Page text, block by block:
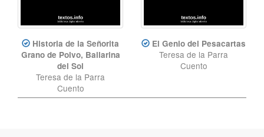
Historia de la Señorita
Grano de Polvo, Bailarina
del Sol
Teresa de la Parra
Cuento
El Genio del Pesacartas
Teresa de la Parra
Cuento